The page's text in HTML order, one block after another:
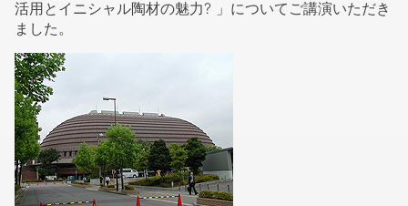
活用とイニシャル陶材の魅力? 」についてご講演いただき
ました。